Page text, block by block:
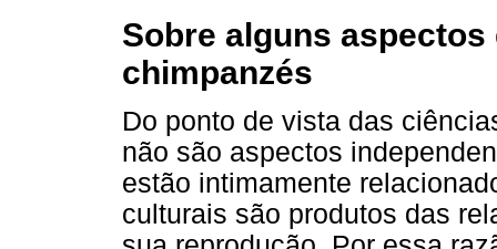
Sobre alguns
chimpanzés
Do ponto de vista das
não são aspectos
estão intimamente
culturais são produtos das